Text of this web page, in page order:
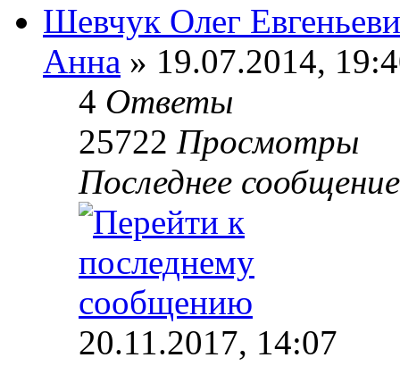
Шевчук Олег
Анна » 19.07.2014,
4 Ответы
25722 Просмотры
Последнее
20.11.2017, 14:07